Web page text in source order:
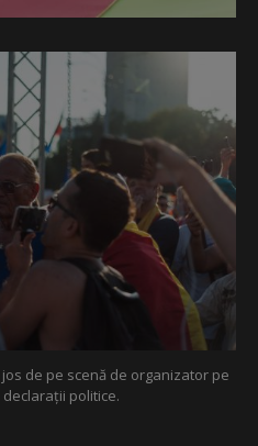
de pe scenă de organizator pe
declarații politice.